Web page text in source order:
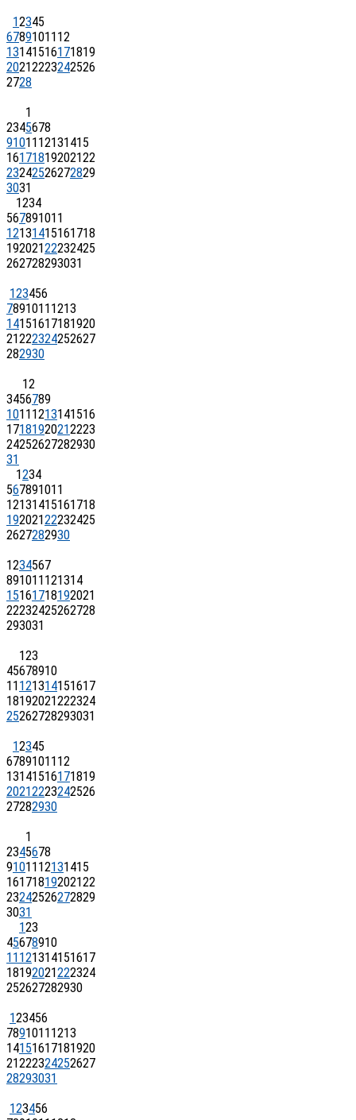
12345
6789101112
13141516171819
20212223242526
2728
1
2345678
9101112131415
16171819202122
23242526272829
3031
1234
567891011
12131415161718
19202122232425
262728293031
123456
78910111213
14151617181920
21222324252627
282930
12
3456789
10111213141516
17181920212223
24252627282930
31
1234
567891011
12131415161718
19202122232425
2627282930
1234567
891011121314
15161718192021
22232425262728
293031
123
45678910
11121314151617
18192021222324
25262728293031
12345
6789101112
13141516171819
20212223242526
27282930
1
2345678
9101112131415
16171819202122
23242526272829
3031
123
45678910
11121314151617
18192021222324
252627282930
123456
78910111213
14151617181920
21222324252627
28293031
123456